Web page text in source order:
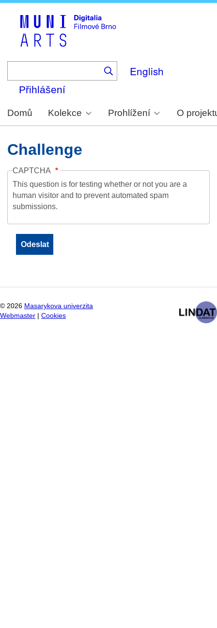
English
Přihlášení
Domů Kolekce Prohlížení O
Challenge
CAPTCHA
This question is for testing whether or not you are a
human visitor and to prevent automated spam
submissions.
© 2026 Masarykova univerzita
Webmaster
Cookies